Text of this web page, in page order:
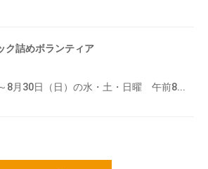
ク詰めボランティア
8月30日（日）の水・土・日曜 午前8...